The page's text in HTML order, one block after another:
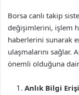
Borsa canlı takip
değişimlerini, işlem
haberlerini sunarak
ulaşmalarını sağlar.
önemli olduğuna
Anlık Bilgi